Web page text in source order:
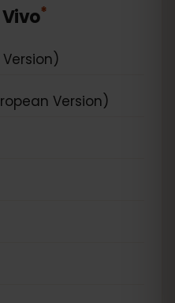
Vivo*
Version)